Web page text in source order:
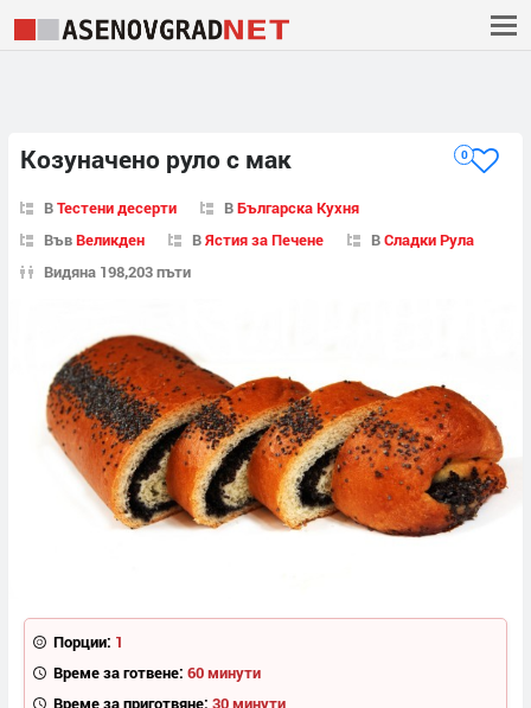
Козуначено руло с мак 0
ВТестени десерти ВБългарска Кухня
ВъвВеликден ВЯстия за Печене ВСладки Рула
Видяна 198,203 пъти
Порции: 1
Време за готвене: 60 минути
Време за приготвяне: 30 минути